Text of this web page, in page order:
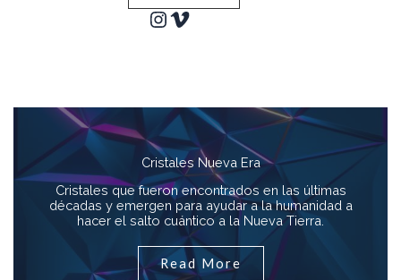
InstagramVimeo
Cristales Nueva Era
Cristales que fueron encontrados en las últimas
décadas y emergen para ayudar a la humanidad a
hacer el salto cuántico a la Nueva Tierra.
Read More